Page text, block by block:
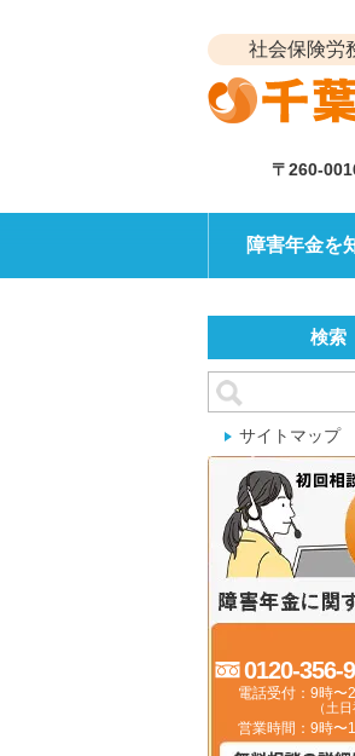
社会保険労
〒260-
障害年金を
検索
サイトマップ
0120-356-
電話受付：9時〜
（土
営業時間：9時〜